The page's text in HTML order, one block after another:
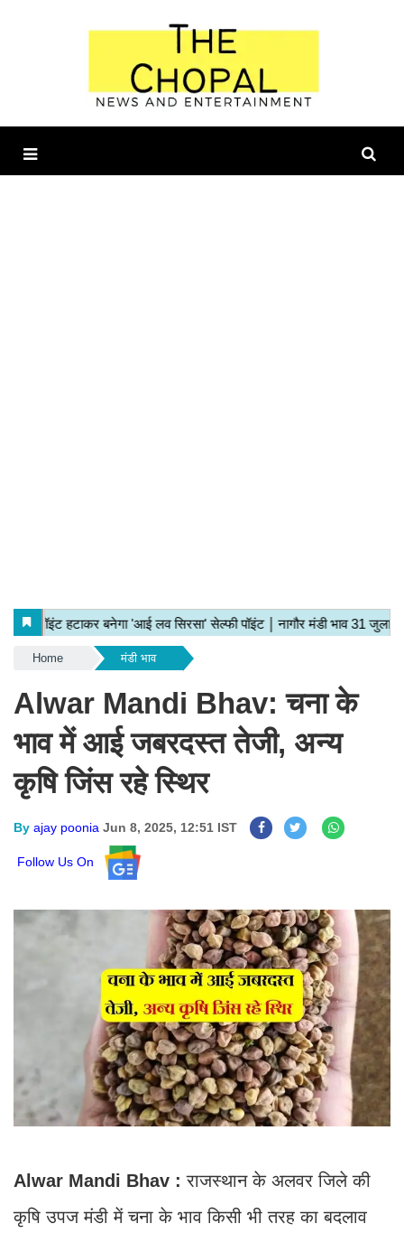
Home मंडी भाव
Alwar Mandi Bhav: चना के
भाव में आई जबरदस्त तेजी, अन्य
कृषि जिंस रहे स्थिर
By ajay poonia Jun 8, 2025, 12:51 IST
Follow Us On
Alwar Mandi Bhav :राजस्थान के अलवर जिले की
कृषि उपज मंडी में चना के भाव किसी भी तरह का बदलाव